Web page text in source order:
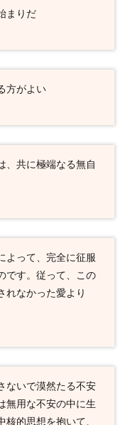
まりだ
方がよい
、共に極端なる無自
よって、完全に征服
です。従って、この
れなかった愛より
ないで漠然たる不安
無用な不安の中に生
的思想を抱いて、